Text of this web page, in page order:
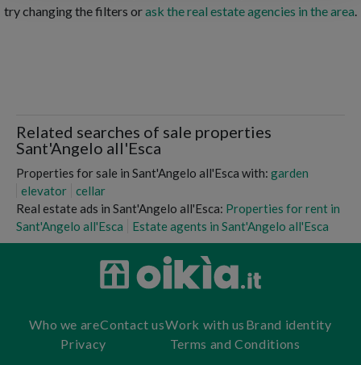
try changing the filters orask the real estate agencies in the area.
Related searches of sale properties
Sant'Angelo all'Esca
Properties for sale in Sant'Angelo all'Esca with: garden
elevator
cellar
Real estate ads in Sant'Angelo all'Esca: Properties for rent in
Sant'Angelo all'Esca
Estate agents in Sant'Angelo all'Esca
Who we areContact usWork with us Brand identity
Privacy
Terms and Conditions